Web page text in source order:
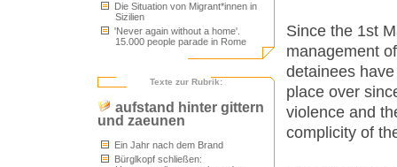
Die Situation von Migrant*innen in
Sizilien
'Never again without a home'.
15.000 people parade in Rome
Texte zur Rubrik:
aufstand hinter gittern
und zaeunen
Ein Jahr nach dem Brand
Bürglkopf schließen:
Since the 1st
management
detainees
place over
violence and
complicity of